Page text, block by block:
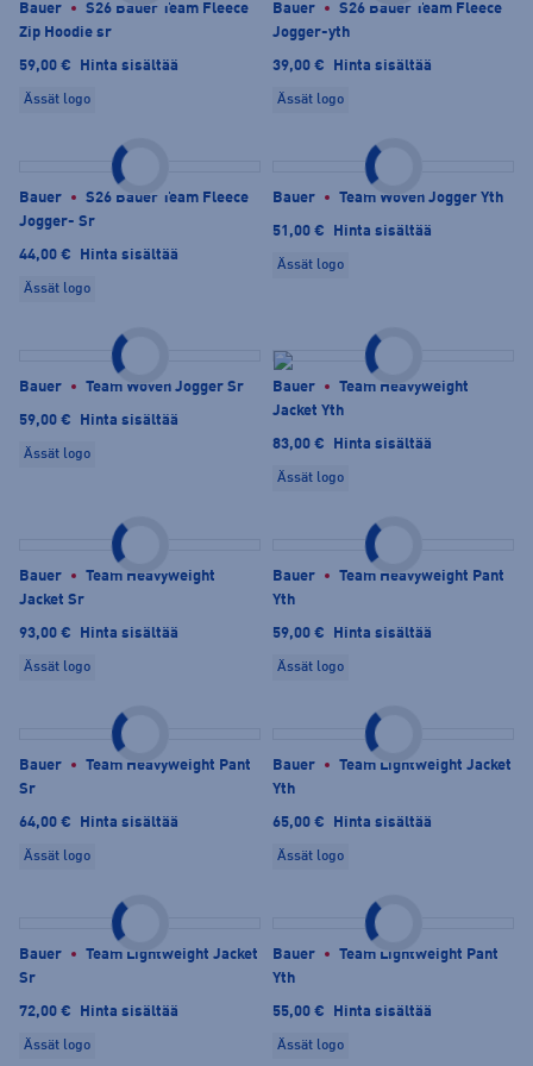
Bauer
S26 Bauer Team Fleece
Zip Hoodie sr
59,00 € Hinta sisältää
Ässät logo
Bauer
S26 Bauer Team Fleece
Jogger-yth
39,00 € Hinta sisältää
Ässät logo
Bauer
S26 Bauer Team Fleece
Jogger- Sr
44,00 € Hinta sisältää
Ässät logo
Bauer Team Woven Jogger Yth
51,00 € Hinta sisältää
Ässät logo
Bauer Team Woven Jogger Sr
59,00 € Hinta sisältää
Ässät logo
Bauer
Team Heavyweight
Jacket Yth
83,00 € Hinta sisältää
Ässät logo
Bauer
Team Heavyweight
Jacket Sr
93,00 € Hinta sisältää
Ässät logo
Bauer
Team Heavyweight Pant
Yth
59,00 € Hinta sisältää
Ässät logo
Bauer
Team Heavyweight Pant
Sr
64,00 € Hinta sisältää
Ässät logo
Bauer
Team Lightweight Jacket
Yth
65,00 € Hinta sisältää
Ässät logo
Bauer
Team Lightweight Jacket
Sr
72,00 € Hinta sisältää
Ässät logo
Bauer
Team Lightweight Pant
Yth
55,00 € Hinta sisältää
Ässät logo